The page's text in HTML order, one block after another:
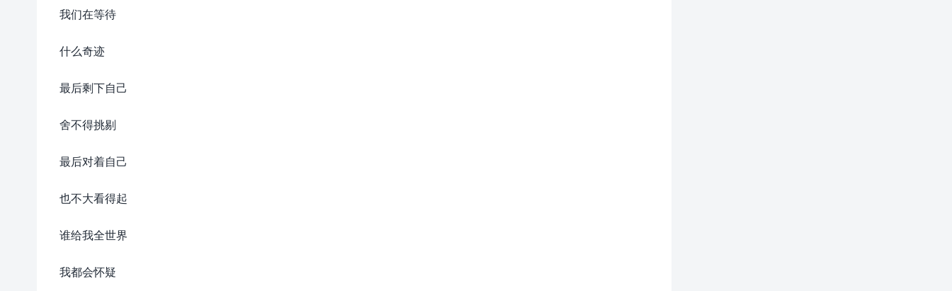
我们在等待
什么奇迹
最后剩下自己
舍不得挑剔
最后对着自己
也不大看得起
谁给我全世界
我都会怀疑